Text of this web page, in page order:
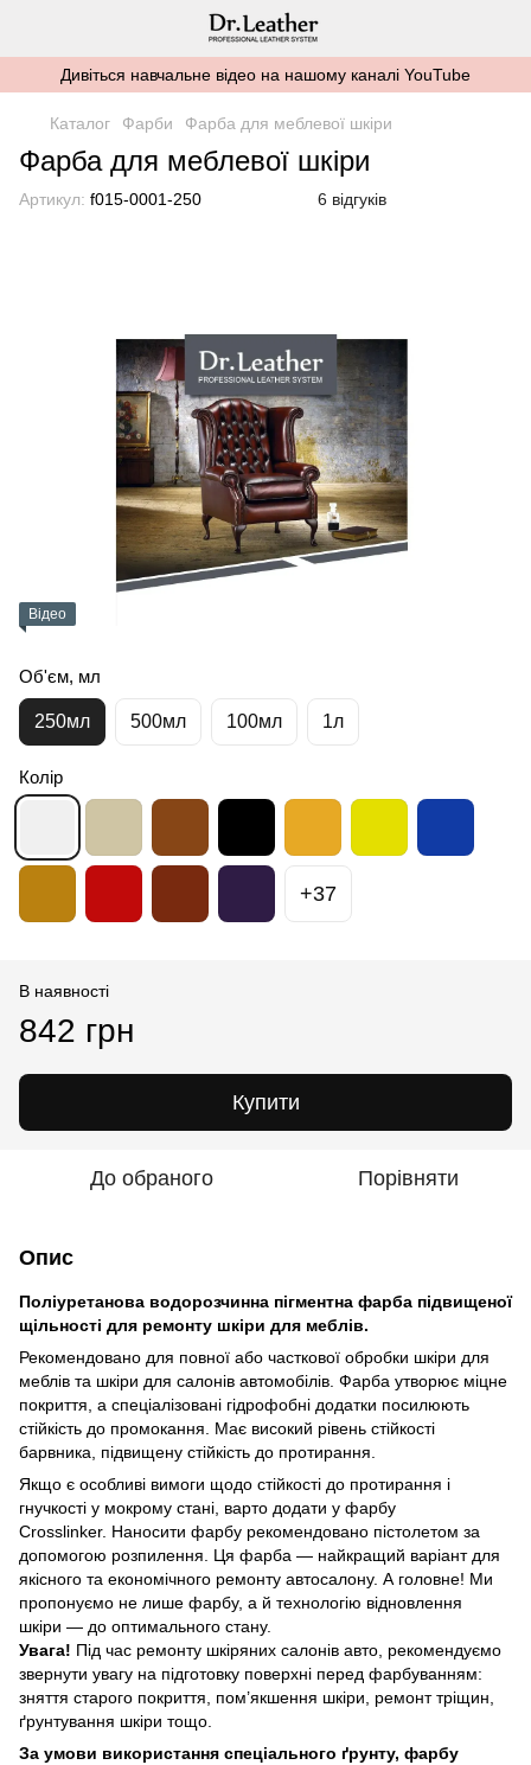
Дивіться навчальне відео на нашому каналі YouTube
Каталог Фарби Фарба для меблевої шкіри
Фарба для меблевої шкіри
Артикул: f015-0001-250 6 відгуків
Відео
Об'єм, мл
250мл 500мл 100мл 1л
Колір
+37
В наявності
842 грн
Купити
До обраного Порівняти
Опис
Поліуретанова водорозчинна пігментна фарба підвищеної
щільності для ремонту шкіри для меблів.
Рекомендовано для повної або часткової обробки шкіри для
меблів та шкіри для салонів автомобілів. Фарба утворює міцне
покриття, а спеціалізовані гідрофобні додатки посилюють
стійкість до промокання. Має високий рівень стійкості
барвника, підвищену стійкість до протирання.
Якщо є особливі вимоги щодо стійкості до протирання і
гнучкості у мокрому стані, варто додати у фарбу
Crosslinker. Наносити фарбу рекомендовано пістолетом за
допомогою розпилення. Ця фарба — найкращий варіант для
якісного та економічного ремонту автосалону. А головне! Ми
пропонуємо не лише фарбу, а й технологію відновлення
шкіри — до оптимального стану.
Увага! Під час ремонту шкіряних салонів авто, рекомендуємо
звернути увагу на підготовку поверхні перед фарбуванням:
зняття старого покриття, пом’якшення шкіри, ремонт тріщин,
ґрунтування шкіри тощо.
За умови використання спеціального ґрунту, фарбу